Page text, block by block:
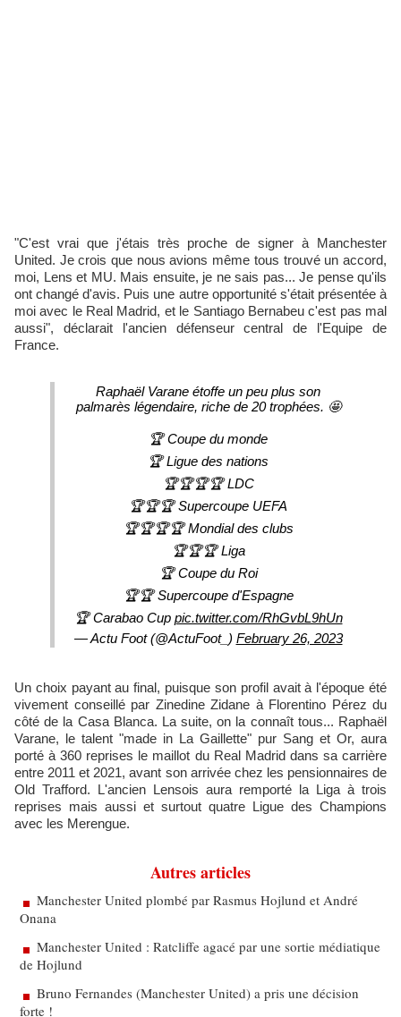
"C'est vrai que j'étais très proche de signer à Manchester
United. Je crois que nous avions même tous trouvé un accord,
moi, Lens et MU. Mais ensuite, je ne sais pas... Je pense qu'ils
ont changé d'avis. Puis une autre opportunité s'était présentée à
moi avec le Real Madrid, et le Santiago Bernabeu c'est pas mal
aussi", déclarait l'ancien défenseur central de l'Equipe de
France.
Raphaël Varane étoffe un peu plus son
palmarès légendaire, riche de 20 trophées. 🤩
🏆 Coupe du monde
🏆 Ligue des nations
🏆🏆🏆🏆 LDC
🏆🏆🏆 Supercoupe UEFA
🏆🏆🏆🏆 Mondial des clubs
🏆🏆🏆 Liga
🏆 Coupe du Roi
🏆🏆 Supercoupe d'Espagne
🏆 Carabao Cup pic.twitter.com/RhGvbL9hUn
— Actu Foot (@ActuFoot_) February 26, 2023
Un choix payant au final, puisque son profil avait à l'époque été
vivement conseillé par Zinedine Zidane à Florentino Pérez du
côté de la Casa Blanca. La suite, on la connaît tous... Raphaël
Varane, le talent "made in La Gaillette" pur Sang et Or, aura
porté à 360 reprises le maillot du Real Madrid dans sa carrière
entre 2011 et 2021, avant son arrivée chez les pensionnaires de
Old Trafford. L'ancien Lensois aura remporté la Liga à trois
reprises mais aussi et surtout quatre Ligue des Champions
avec les Merengue.
Autres articles
Manchester United plombé par Rasmus Hojlund et André
Onana
Manchester United : Ratcliffe agacé par une sortie médiatique
de Hojlund
Bruno Fernandes (Manchester United) a pris une décision
forte !